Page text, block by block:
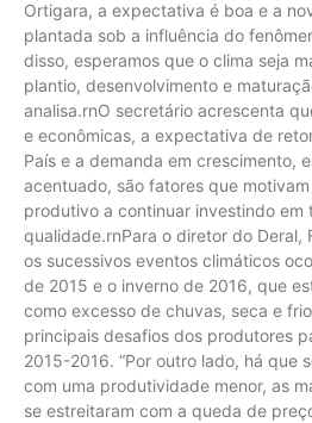
Ortigara, a expectativa é boa e a
plantada sob a influência do
disso, esperamos que o clima seja
plantio, desenvolvimento e
analisa.rnO secretário acrescenta
e econômicas, a expectativa de
País e a demanda em crescimento,
acentuado, são fatores que
produtivo a continuar investindo em
qualidade.rnPara o diretor do Deral,
os sucessivos eventos climáticos
de 2015 e o inverno de 2016, que
como excesso de chuvas, seca e
principais desafios dos produtores
2015-2016. “Por outro lado, há que
com uma produtividade menor, as
se estreitaram com a queda de